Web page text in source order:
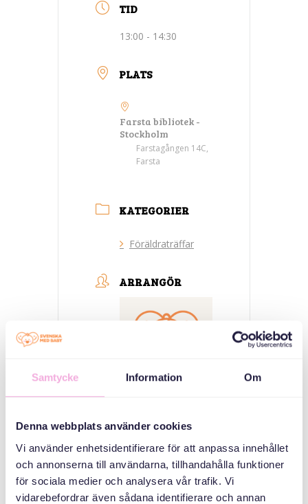
Samtycke Information Om
Denna webbplats använder cookies
Vi använder enhetsidentifierare för att anpassa innehållet
och annonserna till användarna, tillhandahålla funktioner
för sociala medier och analysera vår trafik. Vi
vidarebefordrar även sådana identifierare och annan
TID
13:00 - 14:30
PLATS
Farsta bibliotek -
Stockholm
Farstagången 14C,
Farsta
KATEGORIER
Föräldraträffar
ARRANGÖR
Svenska med baby
E-post
bokningen@svenskamedbaby.se